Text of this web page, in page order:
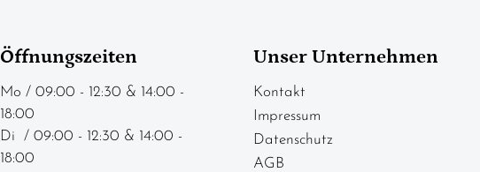
Öffnungszeiten
Mo / 09:00 - 12:30 & 14:00 -
18:00
Di / 09:00 - 12:30 & 14:00 -
18:00
Unser Unternehmen
Kontakt
Impressum
Datenschutz
AGB